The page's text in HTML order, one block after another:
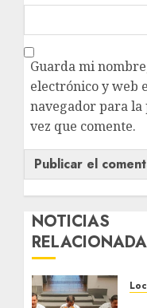
Guarda mi
electrónico y web
navegador para
vez que comente.
NOTICIAS